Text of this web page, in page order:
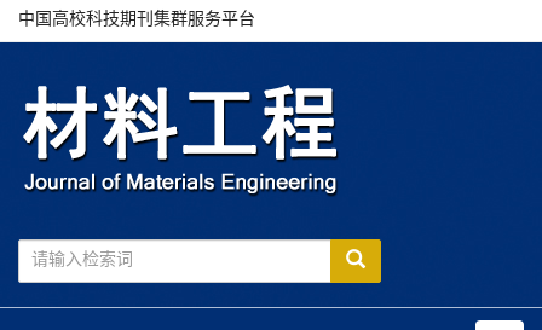
中国高校科技期刊集群服务平台